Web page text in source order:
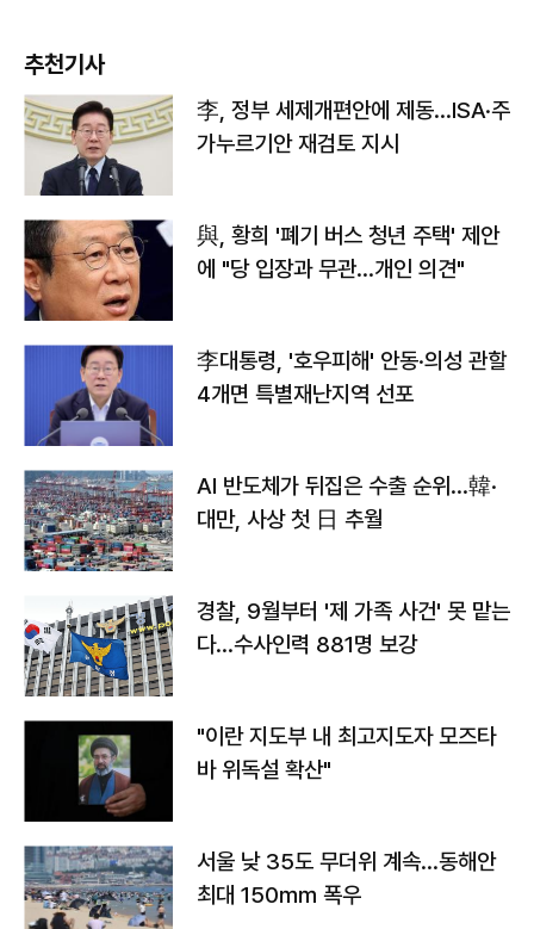
추천기사
李, 정부 세제개편안에 제동…ISA·주
가누르기안 재검토 지시
與, 황희 '폐기 버스 청년 주택' 제안
에 "당 입장과 무관…개인 의견"
李대통령, '호우피해' 안동·의성 관할
4개면 특별재난지역 선포
AI 반도체가 뒤집은 수출 순위…韓·
대만, 사상 첫 日 추월
경찰, 9월부터 '제 가족 사건' 못 맡는
다…수사인력 881명 보강
"이란 지도부 내 최고지도자 모즈타
바 위독설 확산"
서울 낮 35도 무더위 계속…동해안
최대 150㎜ 폭우